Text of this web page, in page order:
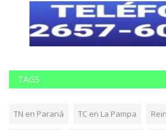
TAGS
TN en Paraná TC en La Pampa